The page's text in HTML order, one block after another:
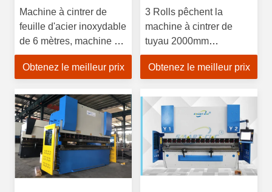
Machine à cintrer de
feuille d'acier inoxydable
de 6 mètres, machine à
cintrer de panneau
composé en aluminium
Obtenez le meilleur prix
3 Rolls pêchent la
machine à cintrer de
tuyau 2000mm
hydraulique en acier
Obtenez le meilleur prix